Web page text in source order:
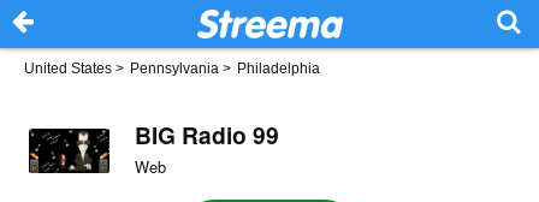
United States > Pennsylvania > Philadelphia
BIG Radio 99
Web